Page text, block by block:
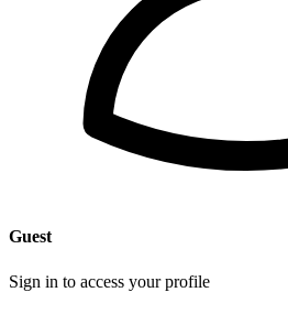
Guest
Sign in to access your profile